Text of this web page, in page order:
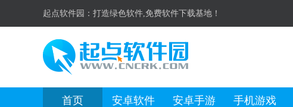
起点软件园： 打造绿色软件,免费软件下载基地！
首页 安卓软件 安卓手游 手机游戏